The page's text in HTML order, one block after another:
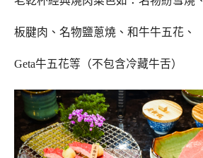
板腱肉、名物鹽蔥燒、和牛牛五花、
Geta牛五花等（不包含冷藏牛舌）